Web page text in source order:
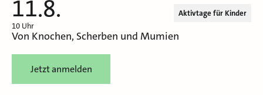
11.8.
10 Uhr
Aktivtage für Kinder
Von Knochen, Scherben und Mumien
Jetzt anmelden